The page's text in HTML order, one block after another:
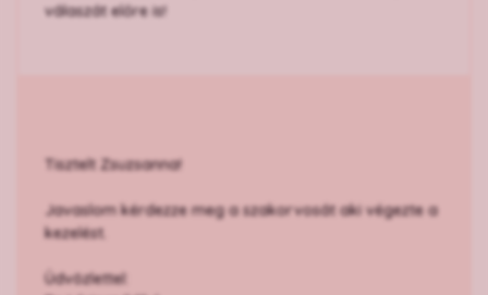
válaszát előre is!
Tisztelt Zsuzsanna!
Javaslom kérdezze meg a szakorvosát aki végezte a
kezelést.
Üdvözlettel: